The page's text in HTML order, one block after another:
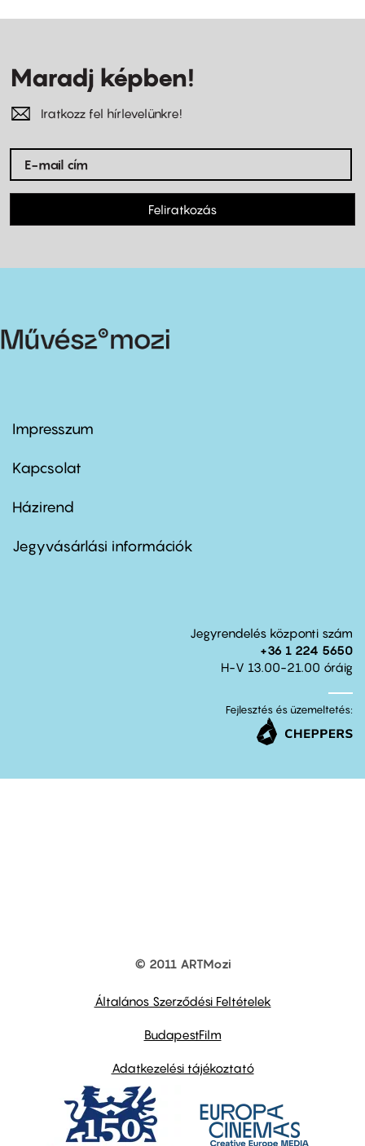
Maradj képben!
Iratkozz fel hírlevelünkre!
Feliratkozás
Footer
first
Impresszum
Kapcsolat
Footer
second
Házirend
Jegyvásárlási információk
Jegyrendelés központi szám
+36 1 224 5650
H-V 13.00-21.00 óráig
Fejlesztés és üzemeltetés:
© 2011 ARTMozi
Általános Szerződési Feltételek
BudapestFilm
Adatkezelési tájékoztató